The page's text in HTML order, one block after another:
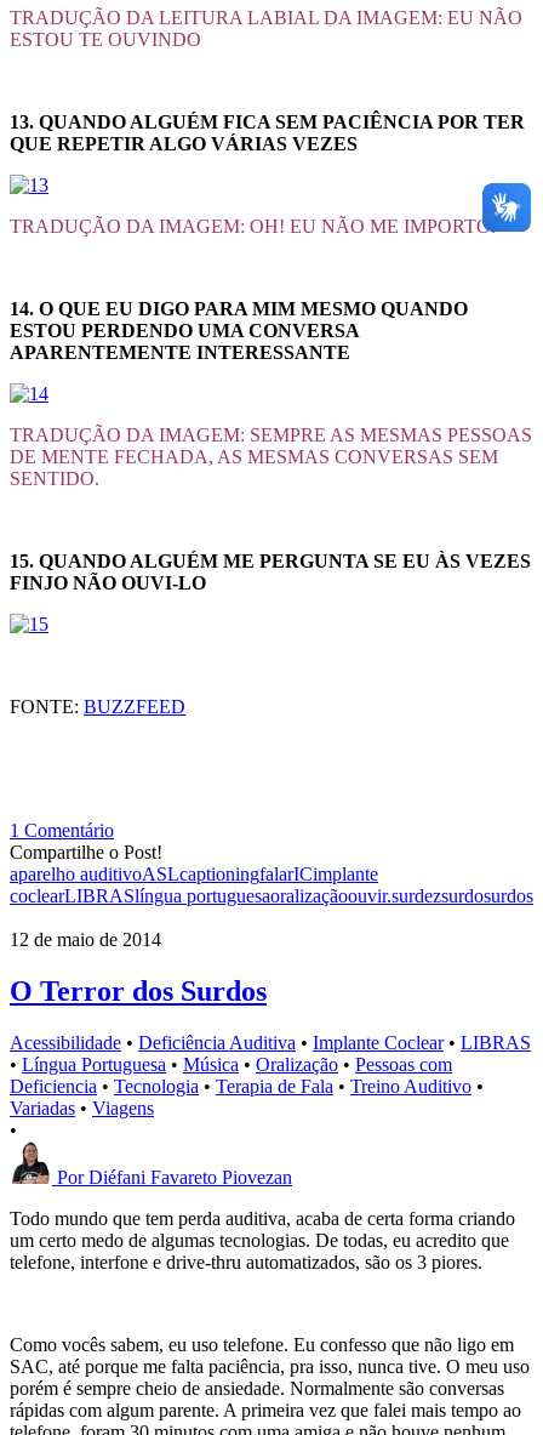
TRADUÇÃO DA LEITURA LABIAL DA IMAGEM: EU NÃO
ESTOU TE OUVINDO
13. QUANDO ALGUÉM FICA SEM PACIÊNCIA POR TER
QUE REPETIR ALGO VÁRIAS VEZES
TRADUÇÃO DA IMAGEM: OH! EU NÃO ME IMPORTO.
14. O QUE EU DIGO PARA MIM MESMO QUANDO
ESTOU PERDENDO UMA CONVERSA
APARENTEMENTE INTERESSANTE
TRADUÇÃO DA IMAGEM: SEMPRE AS MESMAS PESSOAS
DE MENTE FECHADA, AS MESMAS CONVERSAS SEM
SENTIDO.
15. QUANDO ALGUÉM ME PERGUNTA SE EU ÀS VEZES
FINJO NÃO OUVI-LO
FONTE: BUZZFEED
1 Comentário
Compartilhe o Post!
aparelho auditivoASLcaptioningfalarICimplante
coclearLIBRASlíngua portuguesaoralizaçãoouvir.surdezsurdosurdos
12 de maio de 2014
O Terror dos Surdos
Acessibilidade • Deficiência Auditiva • Implante Coclear • LIBRAS
• Língua Portuguesa • Música • Oralização • Pessoas com
Deficiencia • Tecnologia • Terapia de Fala • Treino Auditivo •
Variadas • Viagens
•
Por Diéfani Favareto Piovezan
Todo mundo que tem perda auditiva, acaba de certa forma criando
um certo medo de algumas tecnologias. De todas, eu acredito que
telefone, interfone e drive-thru automatizados, são os 3 piores.
Como vocês sabem, eu uso telefone. Eu confesso que não ligo em
SAC, até porque me falta paciência, pra isso, nunca tive. O meu uso
porém é sempre cheio de ansiedade. Normalmente são conversas
rápidas com algum parente. A primeira vez que falei mais tempo ao